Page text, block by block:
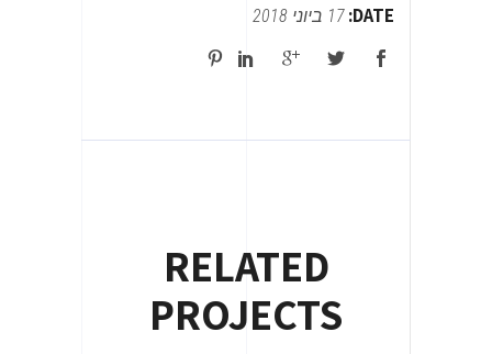
DATE: 17 ביוני 2018
RELATED
PROJECTS